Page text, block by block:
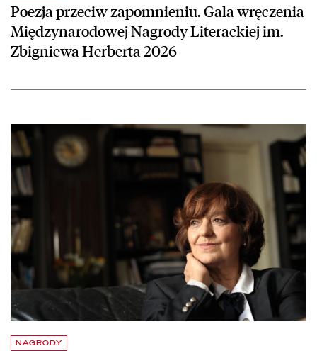
Poezja przeciw zapomnieniu. Gala wręczenia
Międzynarodowej Nagrody Literackiej im.
Zbigniewa Herberta 2026
NAGRODY
czytaj więcej o Ana Blandiana laureatką Międzynarodowej Nagrody